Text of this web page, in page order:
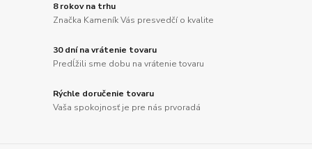
8 rokov na trhu
Značka Kameník Vás presvedčí o kvalite
30 dní na vrátenie tovaru
Predĺžili sme dobu na vrátenie tovaru
Rýchle doručenie tovaru
Vaša spokojnosť je pre nás prvoradá